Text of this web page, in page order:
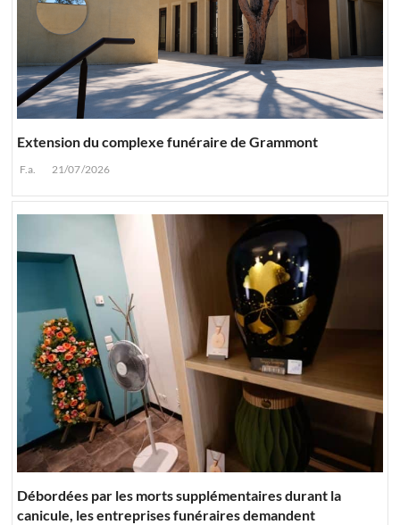
Extension du complexe funéraire de Grammont
F.a. 21/07/2026
Débordées par les morts supplémentaires durant la
canicule, les entreprises funéraires demandent